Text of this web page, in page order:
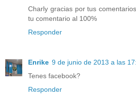
Charly gracias por tus
tu comentario al 100%
Responder
Enrike 9 de junio de 2013 a las
Tenes facebook?
Responder